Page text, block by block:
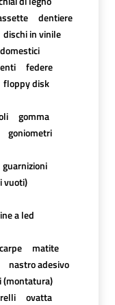
dentiere
dischi in vinile
federe
floppy disk
gomma
goniometri
guarnizioni
vuoti)
a led
matite
nastro adesivo
(montatura)
ovatta